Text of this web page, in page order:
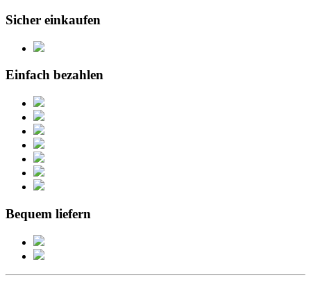
Sicher einkaufen
Einfach bezahlen
Bequem liefern